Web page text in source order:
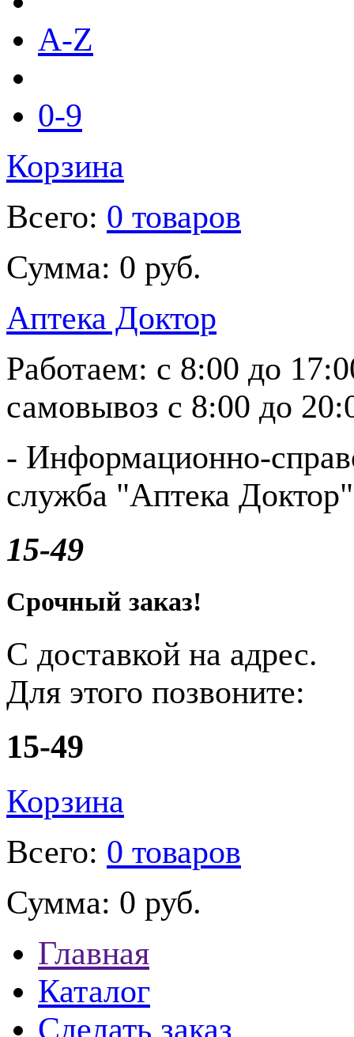
A-Z
0-9
Корзина
Всего: 0 товаров
Сумма: 0 руб.
Аптека Доктор
Работаем: с 8:00 до
самовывоз с 8:00 до
- Информационно-
служба "Аптека
15-49
Срочный заказ!
С доставкой на адрес.
Для этого позвоните:
15-49
Корзина
Всего: 0 товаров
Сумма: 0 руб.
Главная
Каталог
Сделать заказ